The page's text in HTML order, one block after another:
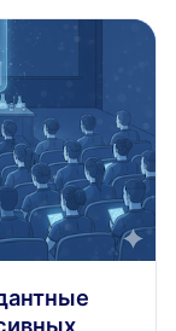
на
Курс